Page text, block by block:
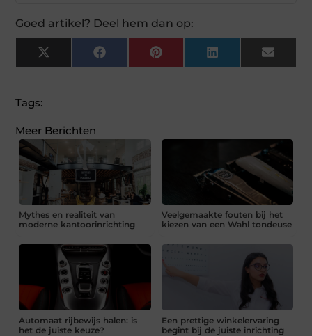
Goed artikel? Deel hem dan op:
X
(Twitter)
FacebookPinterest LinkedIn Email
Tags:
Meer Berichten
Mythes en realiteit van
moderne kantoorinrichting
Veelgemaakte fouten bij het
kiezen van een Wahl tondeuse
Automaat rijbewijs halen: is
het de juiste keuze?
Een prettige winkelervaring
begint bij de juiste inrichting